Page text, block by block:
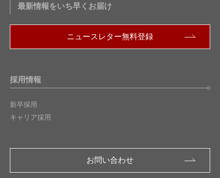
最新情報をいち早くお届け
ニュースレター無料登録
採用情報
新卒採用
キャリア採用
お問い合わせ